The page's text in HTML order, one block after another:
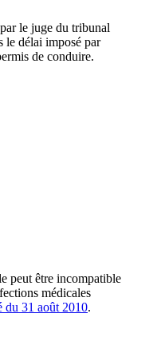
le juge du tribunal
le délai imposé par
de conduire.
peut être incompatible
médicales
du 31 août 2010.